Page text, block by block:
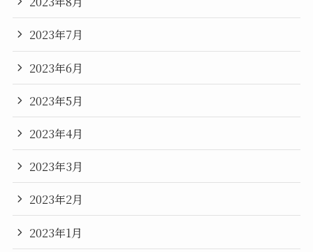
2023年7月
2023年6月
2023年5月
2023年4月
2023年3月
2023年2月
2023年1月